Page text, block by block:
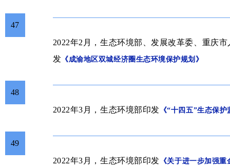
47
2022年2月，生态环境部、发展改革委、重庆
发 《成渝地区双城经济圈生态环境保护规划》
48
2022年3月，生态环境部印发 《“十四五”生态保
49
2022年3月，生态环境部印发 《关于进一步加强